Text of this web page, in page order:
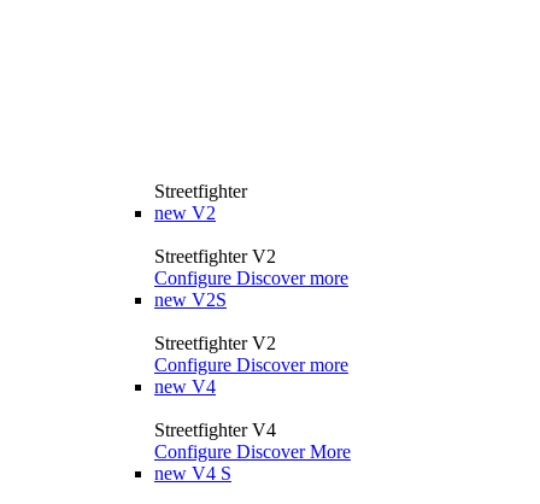
Streetfighter
new V2
Streetfighter V2
Configure Discover more
new V2S
Streetfighter V2
Configure Discover more
new V4
Streetfighter V4
Configure Discover More
new V4 S